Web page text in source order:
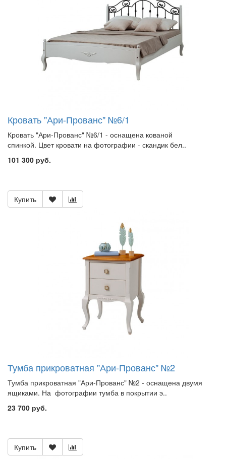
Кровать "Ари-Прованс" №6/1
Кровать "Ари-Прованс" №6/1 - оснащена кованой
спинкой. Цвет кровати на фотографии - скандик бел..
101 300 руб.
Купить
Тумба прикроватная "Ари-Прованс" №2
Тумба прикроватная "Ари-Прованс" №2 - оснащена двумя
ящиками. На фотографии тумба в покрытии э..
23 700 руб.
Купить